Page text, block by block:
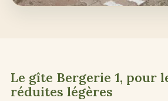
Le gîte Bergerie 1, pour
réduites légères